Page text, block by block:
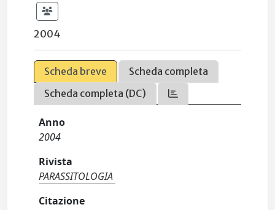
2004
Scheda breve
Scheda completa
Scheda completa (DC)
Anno
2004
Rivista
PARASSITOLOGIA
Citazione